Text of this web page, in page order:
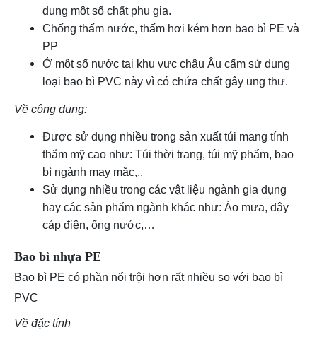
dụng một số chất phụ gia.
Chống thấm nước, thấm hơi kém hơn bao bì PE và
PP
Ở một số nước tại khu vực châu Âu cấm sử dụng
loại bao bì PVC này vì có chứa chất gây ung thư.
Về công dụng:
Được sử dụng nhiều trong sản xuất túi mang tính
thẩm mỹ cao như: Túi thời trang, túi mỹ phẩm, bao
bì ngành may mặc,..
Sử dụng nhiều trong các vật liệu ngành gia dụng
hay các sản phẩm ngành khác như: Áo mưa, dây
cáp điện, ống nước,…
Bao bì nhựa PE
Bao bì PE có phần nổi trội hơn rất nhiều so với bao bì
PVC
Về đặc tính